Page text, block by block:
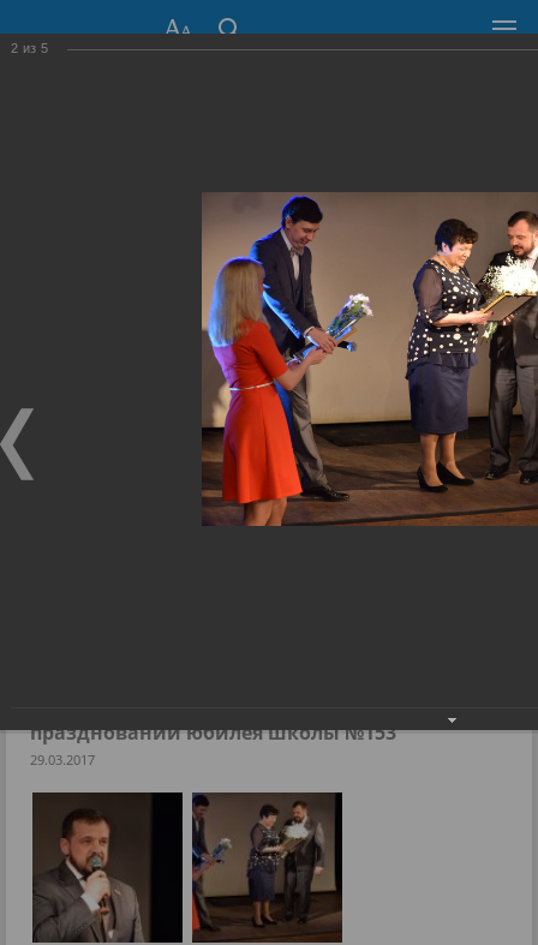
630099, г. Новосибирск, Красный проспект, 34
Общественная приемная
Фоторепортажи
›
праздновании юбилея школы №153
29.03.2017
2 из 5